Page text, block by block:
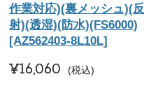
作業対応)(裏メッシュ)(反
射)(透湿)(防水)(FS6000)
[AZ562403-8L10L]
¥16,060 税込